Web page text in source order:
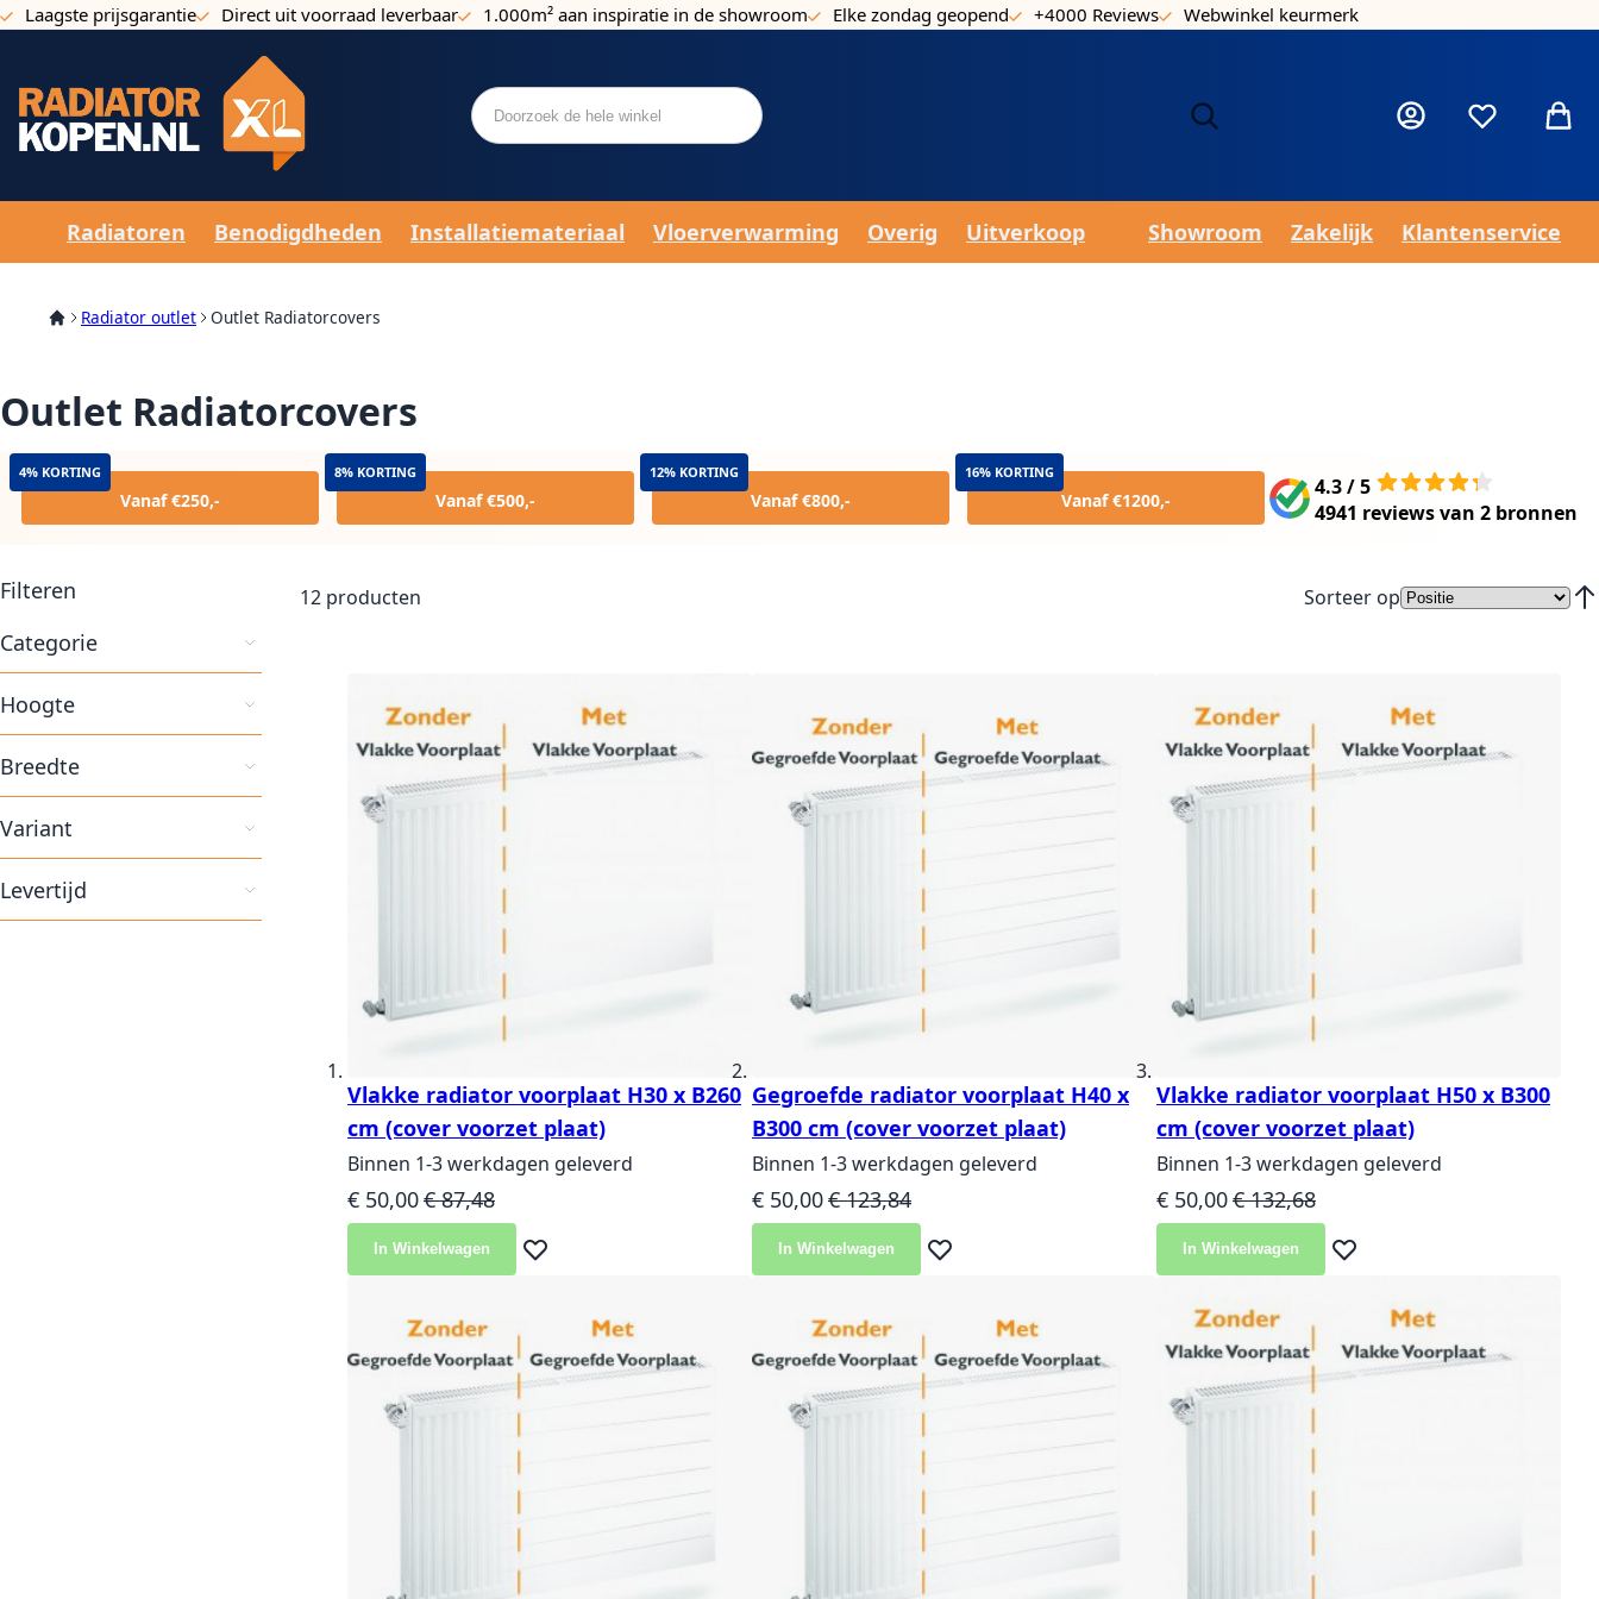
Ga naar de inhoud
Laagste prijsgarantie Direct uit voorraad leverbaar 1.000m² aan inspiratie in de showroom Elke zondag geopend +4000 Reviews Webwinkel keurmerk
Mijn accountVerlanglijst
Radiatoren Benodigdheden Installatiemateriaal Vloerverwarming Overig Uitverkoop Showroom Zakelijk Klantenservice
Radiator outlet Outlet Radiatorcovers
Outlet Radiatorcovers
4% KORTING
Vanaf €250,-
8% KORTING
Vanaf €500,-
12% KORTING
Vanaf €800,-
16% KORTING
Vanaf €1200,-
4.3 / 5
4941 reviewsvan 2 bronnen
Filteren
Categorie
Hoogte
Breedte
Variant
Levertijd
12 producten
Sorteer op
Vlakke radiator voorplaat H30 x B260
cm (cover voorzet plaat)
Binnen 1-3 werkdagen geleverd
Speciale prijs
€ 50,00Normale prijs
€ 87,48
In Winkelwagen Voeg toe aan verlanglijst
Gegroefde radiator voorplaat H40 x
B300 cm (cover voorzet plaat)
Binnen 1-3 werkdagen geleverd
Speciale prijs
€ 50,00Normale prijs
€ 123,84
In Winkelwagen Voeg toe aan verlanglijst
Vlakke radiator voorplaat H50 x B300
cm (cover voorzet plaat)
Binnen 1-3 werkdagen geleverd
Speciale prijs
€ 50,00Normale prijs
€ 132,68
In Winkelwagen Voeg toe aan verlanglijst